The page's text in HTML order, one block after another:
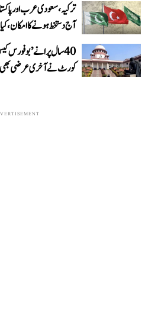
ترکیہ، سعودی عرب اور
آج دستخط ہونے کا امکان،
40 سال پرانے ’بوفورس
کورٹ نے آخری عرضی